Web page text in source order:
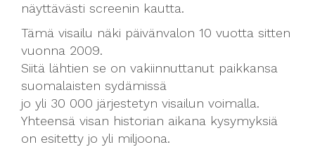
näyttävästi screenin kautta.
Tämä visailu näki päivänvalon 10 vuotta sitten
vuonna 2009.
Siitä lähtien se on vakiinnuttanut paikkansa
suomalaisten sydämissä
jo yli 30 000 järjestetyn visailun voimalla.
Yhteensä visan historian aikana kysymyksiä
on esitetty jo yli miljoona.